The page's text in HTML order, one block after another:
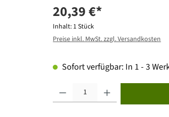
20,39 €*
Inhalt: 1 Stück
Preise inkl. MwSt. zzgl. Versandkosten
Sofort verfügbar: In 1 - 3